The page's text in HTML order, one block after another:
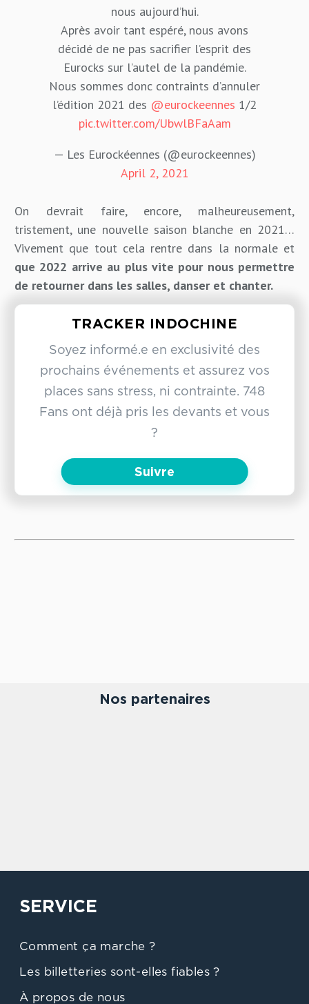
nous aujourd’hui.
Après avoir tant espéré, nous avons
décidé de ne pas sacrifier l’esprit des
Eurocks sur l’autel de la pandémie.
Nous sommes donc contraints d’annuler
l’édition 2021 des @eurockeennes 1/2
pic.twitter.com/UbwlBFaAam
— Les Eurockéennes (@eurockeennes)
April 2, 2021
On devrait faire, encore, malheureusement,
tristement, une nouvelle saison blanche en 2021…
Vivement que tout cela rentre dans la normale et
que 2022 arrive au plus vite pour nous permettre
de retourner dans les salles, danser et chanter.
TRACKER INDOCHINE
Soyez informé.e en exclusivité des
prochains événements et assurez vos
places sans stress, ni contrainte. 748
Fans ont déjà pris les devants et vous
?
Suivre
Nos partenaires
SERVICE
Comment ça marche ?
Les billetteries sont-elles fiables ?
À propos de nous